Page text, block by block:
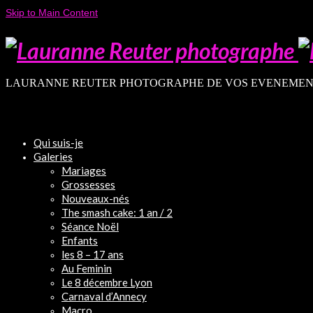
Skip to Main Content
LAURANNE REUTER PHOTOGRAPHE DE VOS
Qui suis-je
Galeries
Mariages
Grossesses
Nouveaux-nés
The smash cake: 1 an / 2
Séance Noël
Enfants
les 8 – 17 ans
Au Feminin
Le 8 décembre Lyon
Carnaval d’Annecy
Macro